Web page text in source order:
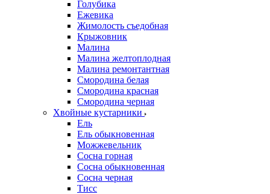
Голубика
Ежевика
Жимолость съедобная
Крыжовник
Малина
Малина желтоплодная
Малина ремонтантная
Смородина белая
Смородина красная
Смородина черная
Хвойные кустарники
Ель
Ель обыкновенная
Можжевельник
Сосна горная
Сосна обыкновенная
Сосна черная
Тисс